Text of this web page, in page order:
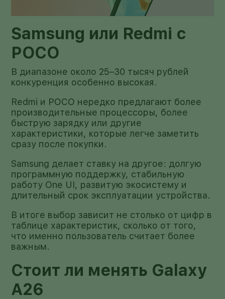
Samsung или Redmi с
POCO
В диапазоне около 25–30 тысяч рублей
конкуренция особенно высокая.
Redmi и POCO нередко предлагают более
производительные процессоры, более
быструю зарядку или другие
характеристики, которые легче заметить
сразу после покупки.
Samsung делает ставку на другое: долгую
программную поддержку, стабильную
работу One UI, развитую экосистему и
длительный срок эксплуатации устройства.
В итоге выбор зависит не столько от цифр в
таблице характеристик, сколько от того,
что именно пользователь считает более
важным.
Стоит ли менять Galaxy
A26